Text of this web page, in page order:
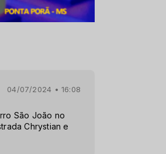
04/07/2024 • 16:08
São João no
Chrystian e